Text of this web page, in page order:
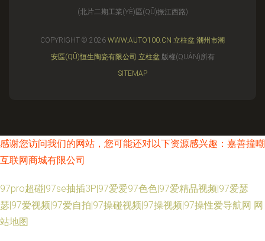
(北片二期工業(YÈ)區(QŪ)振江西路)
COPYRIGHT © 2026 WWW.AUTO100.CN 立柱盆 潮州市潮
安區(QŪ)恒生陶瓷有限公司 立柱盆 版權(QUÁN)所有
SITEMAP
感谢您访问我们的网站，您可能还对以下资源感兴趣：嘉善撞嘲
互联网商城有限公司
97pro超碰|97se抽插3P|97爱爱97色色|97爱精品视频|97爱瑟
瑟|97爱视频|97爱自拍|97操碰视频|97操视频|97操性爱导航网 网
站地图